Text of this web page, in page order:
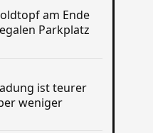
am Ende
Parkplatz
ist teurer
weniger